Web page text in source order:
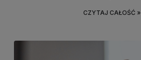
CZYTAJ CAŁOŚĆ »